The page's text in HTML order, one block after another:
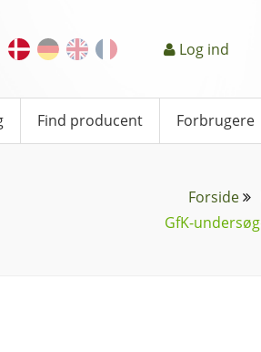
Log ind
Find producent Forbrugere
Forside
GfK-